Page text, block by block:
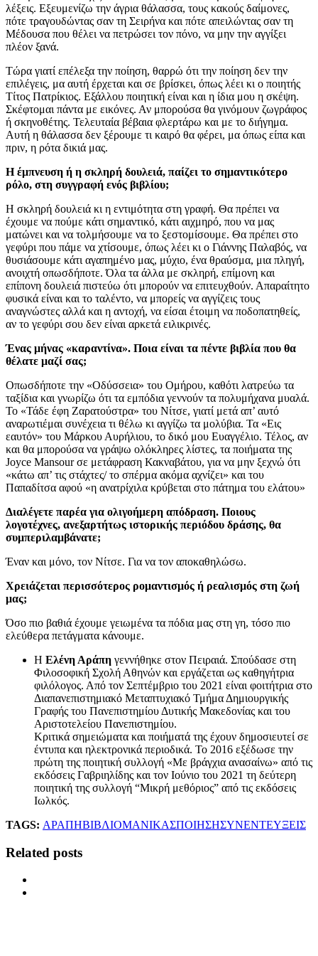
λέξεις. Εξευμενίζω την άγρια θάλασσα, τους κακούς δαίμονες,
πότε τραγουδώντας σαν τη Σειρήνα και πότε απειλώντας σαν τη
Μέδουσα που θέλει να πετρώσει τον πόνο, να μην την αγγίξει
πλέον ξανά.
Τώρα γιατί επέλεξα την ποίηση, θαρρώ ότι την ποίηση δεν την
επιλέγεις, μα αυτή έρχεται και σε βρίσκει, όπως λέει κι ο ποιητής
Τίτος Πατρίκιος. Εξάλλου ποιητική είναι και η ίδια μου η σκέψη.
Σκέφτομαι πάντα με εικόνες. Αν μπορούσα θα γινόμουν ζωγράφος
ή σκηνοθέτης. Τελευταία βέβαια φλερτάρω και με το διήγημα.
Αυτή η θάλασσα δεν ξέρουμε τι καιρό θα φέρει, μα όπως είπα και
πριν, η ρότα δικιά μας.
Η έμπνευση ή η σκληρή δουλειά, παίζει το σημαντικότερο
ρόλο, στη συγγραφή ενός βιβλίου;
Η σκληρή δουλειά κι η εντιμότητα στη γραφή. Θα πρέπει να
έχουμε να πούμε κάτι σημαντικό, κάτι αιχμηρό, που να μας
ματώνει και να τολμήσουμε να το ξεστομίσουμε. Θα πρέπει στο
γεφύρι που πάμε να χτίσουμε, όπως λέει κι ο Γιάννης Παλαβός, να
θυσιάσουμε κάτι αγαπημένο μας, μύχιο, ένα θραύσμα, μια πληγή,
ανοιχτή οπωσδήποτε. Όλα τα άλλα με σκληρή, επίμονη και
επίπονη δουλειά πιστεύω ότι μπορούν να επιτευχθούν. Απαραίτητο
φυσικά είναι και το ταλέντο, να μπορείς να αγγίζεις τους
αναγνώστες αλλά και η αντοχή, να είσαι έτοιμη να ποδοπατηθείς,
αν το γεφύρι σου δεν είναι αρκετά ειλικρινές.
Ένας μήνας «καραντίνα». Ποια είναι τα πέντε βιβλία που θα
θέλατε μαζί σας;
Οπωσδήποτε την «Οδύσσεια» του Ομήρου, καθότι λατρεύω τα
ταξίδια και γνωρίζω ότι τα εμπόδια γεννούν τα πολυμήχανα μυαλά.
Το «Τάδε έφη Ζαρατούστρα» του Νίτσε, γιατί μετά απ’ αυτό
αναρωτιέμαι συνέχεια τι θέλω κι αγγίζω τα μολύβια. Τα «Εις
εαυτόν» του Μάρκου Αυρήλιου, το δικό μου Ευαγγέλιο. Τέλος, αν
και θα μπορούσα να γράψω ολόκληρες λίστες, τα ποιήματα της
Joyce Mansour σε μετάφραση Κακναβάτου, για να μην ξεχνώ ότι
«κάτω απ’ τις στάχτες/ το σπέρμα ακόμα αχνίζει» και του
Παπαδίτσα αφού «η ανατρίχιλα κρύβεται στο πάτημα του ελάτου»
Διαλέγετε παρέα για ολιγοήμερη απόδραση. Ποιους
λογοτέχνες, ανεξαρτήτως ιστορικής περιόδου δράσης, θα
συμπεριλαμβάνατε;
Έναν και μόνο, τον Νίτσε. Για να τον αποκαθηλώσω.
Χρειάζεται περισσότερος ρομαντισμός ή ρεαλισμός στη ζωή
μας;
Όσο πιο βαθιά έχουμε γειωμένα τα πόδια μας στη γη, τόσο πιο
ελεύθερα πετάγματα κάνουμε.
Η Ελένη Αράπη γεννήθηκε στον Πειραιά. Σπούδασε στη
Φιλοσοφική Σχολή Αθηνών και εργάζεται ως καθηγήτρια
φιλόλογος. Από τον Σεπτέμβριο του 2021 είναι φοιτήτρια στο
Διαπανεπιστημιακό Μεταπτυχιακό Τμήμα Δημιουργικής
Γραφής του Πανεπιστημίου Δυτικής Μακεδονίας και του
Αριστοτελείου Πανεπιστημίου.
Κριτικά σημειώματα και ποιήματά της έχουν δημοσιευτεί σε
έντυπα και ηλεκτρονικά περιοδικά. Το 2016 εξέδωσε την
πρώτη της ποιητική συλλογή «Με βράγχια ανασαίνω» από τις
εκδόσεις Γαβριηλίδης και τον Ιούνιο του 2021 τη δεύτερη
ποιητική της συλλογή “Μικρή μεθόριος” από τις εκδόσεις
Ιωλκός.
TAGS: ΑΡΑΠΗΒΙΒΛΙΟΜΑΝΙΚΑΣΠΟΙΗΣΗΣΥΝΕΝΤΕΥΞΕΙΣ
Related posts